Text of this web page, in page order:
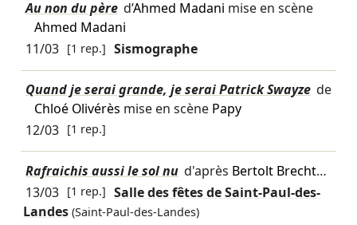
Au non du père d’Ahmed Madani mise en scène
Ahmed Madani
11/03 [1 rep.] Sismographe
Quand je serai grande, je serai Patrick Swayze de
Chloé Olivérès mise en scène Papy
12/03 [1 rep.]
Rafraichis aussi le sol nu d'après Bertolt Brecht…
13/03 [1 rep.] Salle des fêtes de Saint-Paul-des-
Landes (Saint-Paul-des-Landes)